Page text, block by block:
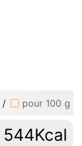
/ pour 100 g
544Kcal